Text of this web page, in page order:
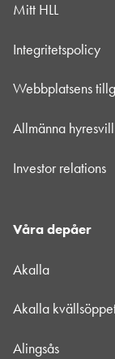
Mitt HLL
Integritetspolicy
Webbplatsens
Allmänna
Investor relations
Våra depåer
Akalla
Akalla
Alingsås